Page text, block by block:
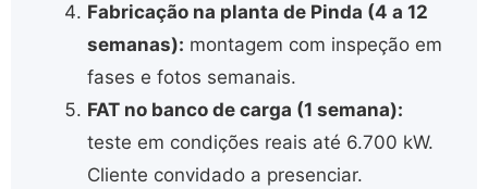
Fabricação na planta de Pinda (4 a 12
semanas): montagem com inspeção em
fases e fotos semanais.
FAT no banco de carga (1 semana):
teste em condições reais até 6.700 kW.
Cliente convidado a presenciar.